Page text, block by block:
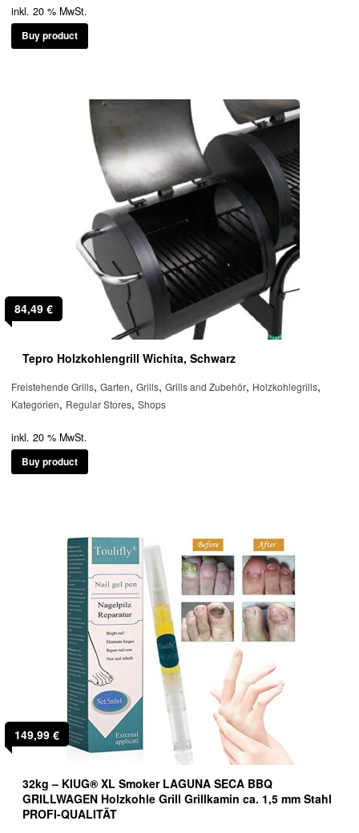
inkl. 20 % MwSt.
Buy product
84,49 €
Tepro Holzkohlengrill Wichita, Schwarz
Freistehende Grills, Garten, Grills, Grills and Zubehör, Holzkohlegrills,
Kategorien, Regular Stores, Shops
inkl. 20 % MwSt.
Buy product
149,99 €
32kg – KIUG® XL Smoker LAGUNA SECA BBQ
GRILLWAGEN Holzkohle Grill Grillkamin ca. 1,5 mm Stahl
PROFI-QUALITÄT